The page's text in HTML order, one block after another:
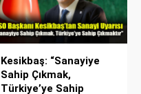
Kesikbaş: “Sanayiye
Sahip Çıkmak,
Türkiye’ye Sahip